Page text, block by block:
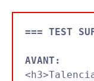
=== TEST
AVANT: